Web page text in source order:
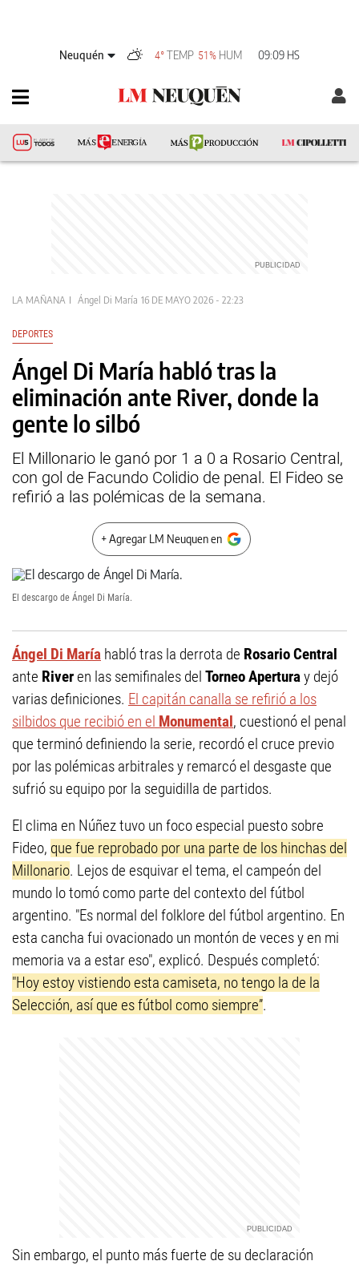
Neuquén 4° TEMP 51% HUM 09:09 HS
LA MAÑANA Ángel Di María 16 DE MAYO 2026 - 22:23
DEPORTES
Ángel Di María habló tras la
eliminación ante River, donde la
gente lo silbó
El Millonario le ganó por 1 a 0 a Rosario Central,
con gol de Facundo Colidio de penal. El Fideo se
refirió a las polémicas de la semana.
+ Agregar LM Neuquen en
El descargo de Ángel Di María.
Ángel Di María habló tras la derrota de Rosario Central
ante Riveren las semifinales del Torneo Aperturay dejó
varias definiciones. El capitán canalla se refirió a los
silbidos que recibió en el Monumental, cuestionó el penal
que terminó definiendo la serie, recordó el cruce previo
por las polémicas arbitrales y remarcó el desgaste que
sufrió su equipo por la seguidilla de partidos.
El clima en Núñez tuvo un foco especial puesto sobre
Fideo, que fue reprobado por una parte de los hinchas del
Millonario. Lejos de esquivar el tema, el campeón del
mundo lo tomó como parte del contexto del fútbol
argentino. "Es normal del folklore del fútbol argentino. En
esta cancha fui ovacionado un montón de veces y en mi
memoria va a estar eso", explicó. Después completó:
"Hoy estoy vistiendo esta camiseta, no tengo la de la
Selección, así que es fútbol como siempre”.
Sin embargo, el punto más fuerte de su declaración